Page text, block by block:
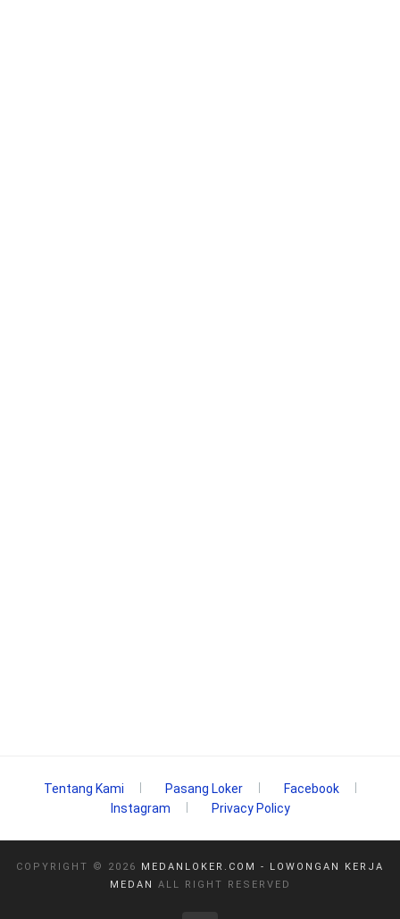
Tentang Kami Pasang Loker
Facebook
Instagram
Privacy Policy
COPYRIGHT © 2026
MEDANLOKER.COM - LOWONGAN KERJA
MEDAN
ALL RIGHT RESERVED